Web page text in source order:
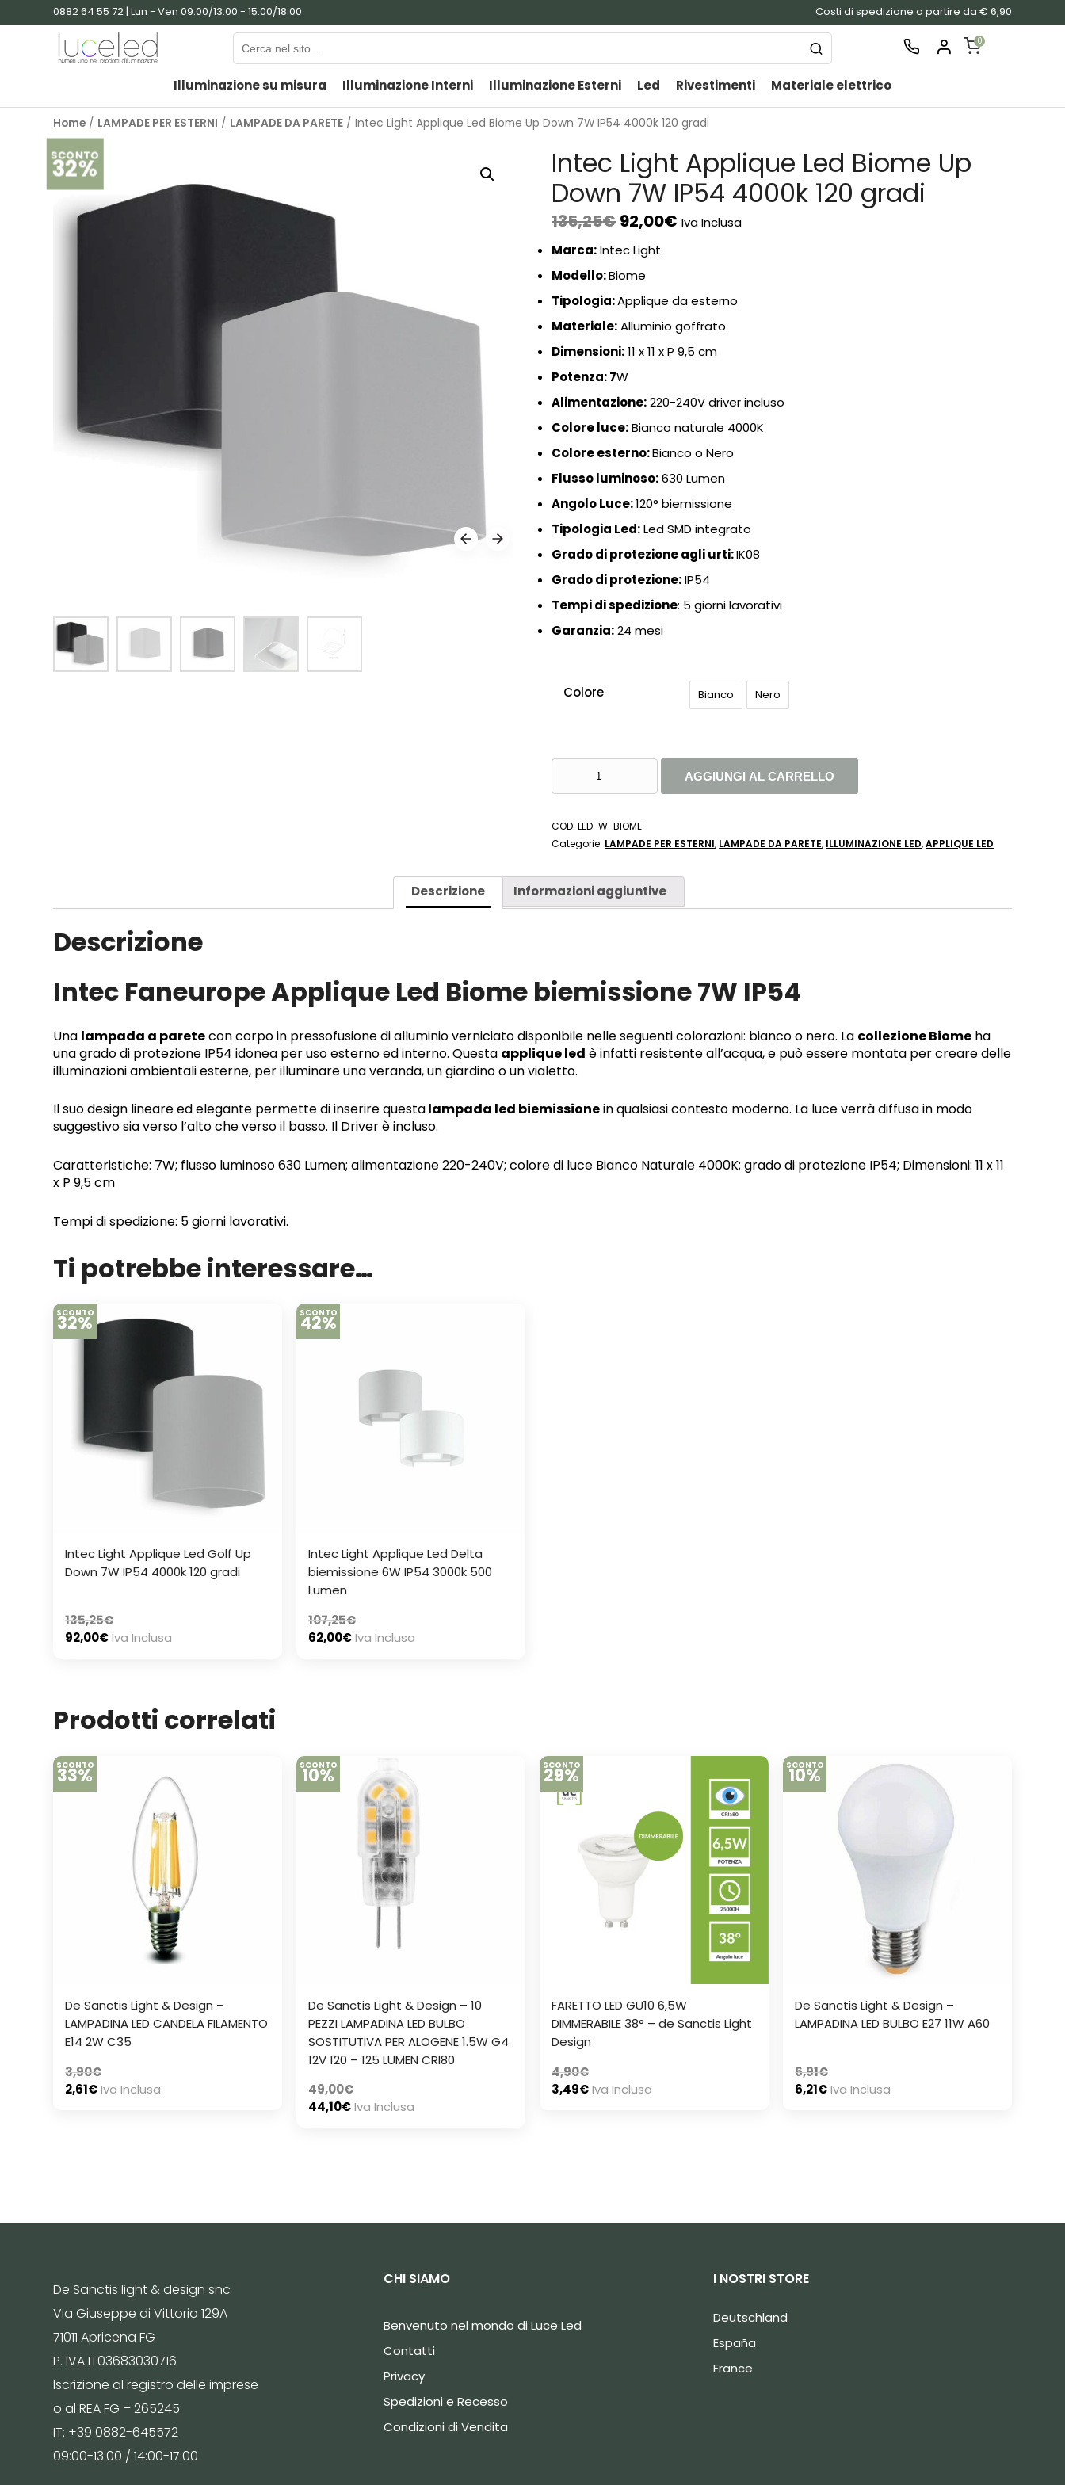
0882 64 55 72 | Lun - Ven 09:00/13:00 - 15:00/18:00 Costi di spedizione a partire da € 6,90
0
CART
Illuminazione su misura Illuminazione Interni Illuminazione Esterni Led Rivestimenti Materiale elettrico
Home / LAMPADE PER ESTERNI / LAMPADE DA PARETE / Intec Light Applique Led Biome Up Down 7W IP54 4000k 120 gradi
SCONTO
32%
Intec Light Applique Led Biome Up
Down 7W IP54 4000k 120 gradi
135,25€ 92,00€ Iva Inclusa
Marca:Intec Light
Modello:Biome
Tipologia:Applique da esterno
Materiale:Alluminio goffrato
Dimensioni:11 x 11 x P 9,5 cm
Potenza: 7W
Alimentazione:220-240V driver incluso
Colore luce:Bianco naturale 4000K
Colore esterno:Bianco o Nero
Flusso luminoso:630 Lumen
Angolo Luce:120° biemissione
Tipologia Led:Led SMD integrato
Grado di protezione agli urti:IK08
Grado di protezione:IP54
Tempi di spedizione: 5 giorni lavorativi
Garanzia:24 mesi
Colore Bianco Nero
LED
BIOME
7W
IP54
AGGIUNGI AL CARRELLO
COD:LED-W-BIOME
Categorie: LAMPADE PER ESTERNI, LAMPADE DA PARETE, ILLUMINAZIONE LED,APPLIQUE LED
Descrizione Informazioni aggiuntive
Descrizione
Intec Faneurope Applique Led Biome biemissione 7W IP54
Una lampada a paretecon corpo in pressofusione di alluminio verniciato disponibile nelle seguenti colorazioni: bianco o nero. La collezione Biome ha
una grado di protezione IP54 idonea per uso esterno ed interno. Questa applique led è infatti resistente all’acqua, e può essere montata per creare delle
illuminazioni ambientali esterne, per illuminare una veranda, un giardino o un vialetto.
Il suo design lineare ed elegante permette di inserire questalampada led biemissionein qualsiasi contesto moderno. La luce verrà diffusa in modo
suggestivo sia verso l’alto che verso il basso. Il Driver è incluso.
Caratteristiche: 7W; flusso luminoso 630 Lumen; alimentazione 220-240V; colore di luce Bianco Naturale 4000K; grado di protezione IP54; Dimensioni: 11 x 11
x P 9,5 cm
Tempi di spedizione: 5 giorni lavorativi.
Ti potrebbe interessare…
SCONTO
32%
Intec Light Applique Led Golf Up
Down 7W IP54 4000k 120 gradi
135,25€
92,00€Iva Inclusa
SCONTO
42%
Intec Light Applique Led Delta
biemissione 6W IP54 3000k 500
Lumen
107,25€
62,00€Iva Inclusa
Prodotti correlati
SCONTO
33%
De Sanctis Light & Design –
LAMPADINA LED CANDELA FILAMENTO
E14 2W C35
3,90€
2,61€Iva Inclusa
SCONTO
10%
De Sanctis Light & Design – 10
PEZZI LAMPADINA LED BULBO
SOSTITUTIVA PER ALOGENE 1.5W G4
12V 120 – 125 LUMEN CRI80
49,00€
44,10€Iva Inclusa
SCONTO
29%
FARETTO LED GU10 6,5W
DIMMERABILE 38° – de Sanctis Light
Design
4,90€
3,49€Iva Inclusa
SCONTO
10%
De Sanctis Light & Design –
LAMPADINA LED BULBO E27 11W A60
6,91€
6,21€Iva Inclusa
De Sanctis light & design snc
Via Giuseppe di Vittorio 129A
71011 Apricena FG
P. IVA IT03683030716
Iscrizione al registro delle imprese
o al REA FG – 265245
IT: +39 0882-645572
09:00-13:00 / 14:00-17:00
CHI SIAMO
Benvenuto nel mondo di Luce Led
Contatti
Privacy
Spedizioni e Recesso
Condizioni di Vendita
I NOSTRI STORE
Deutschland
España
France